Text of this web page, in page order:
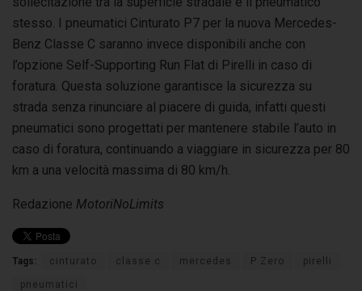
stesso. I pneumatici Cinturato P7 per la nuova Mercedes-
Benz Classe C saranno invece disponibili anche con
l’opzione Self-Supporting Run Flat di Pirelli in caso di
foratura. Questa soluzione garantisce la sicurezza su
strada senza rinunciare al piacere di guida, infatti questi
pneumatici sono progettati per mantenere stabile l’auto in
caso di foratura, continuando a viaggiare in sicurezza per 80
km a una velocità massima di 80 km/h.
Redazione MotoriNoLimits
Tags: cinturato classe c mercedes P Zero pirelli
pneumatici